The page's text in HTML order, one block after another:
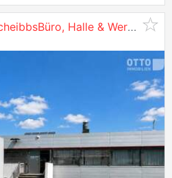
Gewerbeimmobilie in ScheibbsBüro, Halle & Werkstatt – Top-Sichtbarkeit